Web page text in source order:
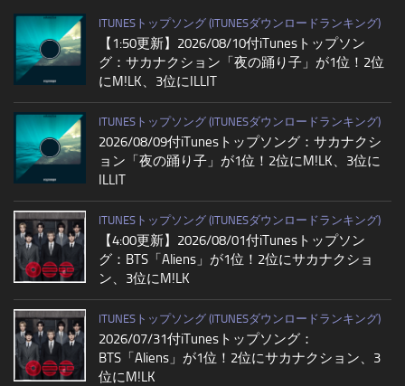
ITUNESトップソング (ITUNESダウンロードランキング)
【1:50更新】2026/08/10付iTunesトップソン
グ：サカナクション「夜の踊り子」が1位！2位
にM!LK、3位にILLIT
ITUNESトップソング (ITUNESダウンロードランキング)
2026/08/09付iTunesトップソング：サカナクシ
ョン「夜の踊り子」が1位！2位にM!LK、3位に
ILLIT
ITUNESトップソング (ITUNESダウンロードランキング)
【4:00更新】2026/08/01付iTunesトップソン
グ：BTS「Aliens」が1位！2位にサカナクショ
ン、3位にM!LK
ITUNESトップソング (ITUNESダウンロードランキング)
2026/07/31付iTunesトップソング：
BTS「Aliens」が1位！2位にサカナクション、3
位にM!LK